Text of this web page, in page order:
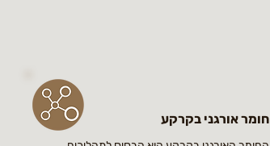
חומר אורגני בקרקע